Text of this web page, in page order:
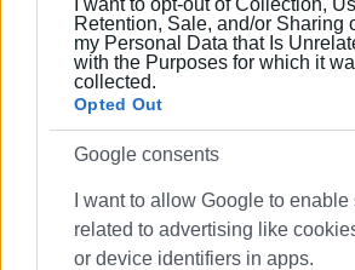
Retention, Sale, and/or Sharing
my Personal Data that Is
with the Purposes for which it
collected.
Opted Out
Google consents
I want to allow Google to enable
related to advertising like
or device identifiers in apps.
Photos: Α.Σ. Αλκίνοος
Εμφανίσεις: 138